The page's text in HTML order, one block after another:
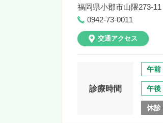
福岡県小郡市山隈273-11
0942-73-0011
交通アクセス
診療時間
午前
午後
休診